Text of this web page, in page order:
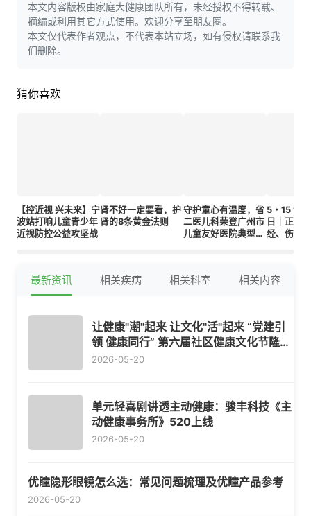
本文内容版权由家庭大健康团队所有，未经授权不得转载、
摘编或利用其它方式使用。欢迎分享至朋友圈。
本文仅代表作者观点，不代表本站立场，如有侵权请联系我
们删除。
猜你喜欢
【控近视 兴未来】宁
波站打响儿童青少年
近视防控公益攻坚战
肾不好一定要看，护
肾的8条黄金法则
守护童心有温度，省
二医儿科荣登广州市
儿童友好医院典型案
5・15 世
日｜正畸
经、伤身
最新资讯 相关疾病 相关科室 相关内容
让健康"潮"起来 让文化"活"起来 “党建引
领 健康同行” 第六届社区健康文化节隆重
开幕
2026-05-20
单元轻喜剧讲透主动健康：骏丰科技《主
动健康事务所》520上线
2026-05-20
优瞳隐形眼镜怎么选：常见问题梳理及优瞳产品参考
2026-05-20